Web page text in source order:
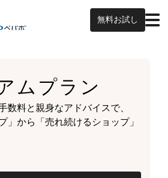
無料お試し
ムプラン
数料と親身なアドバイスで、
」から「売れ続けるショップ」